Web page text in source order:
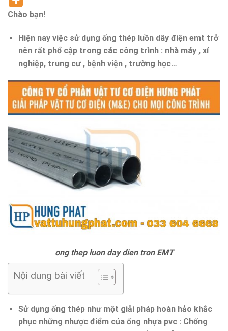
Chào bạn!
Hiện nay việc sử dụng ống thép luồn dây điện emt trở
nên rất phổ cập trong các công trình : nhà máy , xí
nghiệp, trung cư , bệnh viện , trường học…
ong thep luon day dien tron EMT
Nội dung bài viết
Sử dụng ống thép như một giải pháp hoàn hảo khắc
phục những nhược điểm của ống nhựa pvc : Chống